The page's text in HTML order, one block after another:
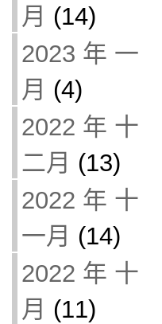
月 (14)
2023 年 一
月 (4)
2022 年 十
二月 (13)
2022 年 十
一月 (14)
2022 年 十
月 (11)